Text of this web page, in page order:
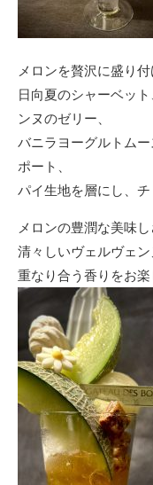
メロンを贅沢に盛り付
日向夏のシャーベッ
ンヌのゼリー、
バニラヨーグルトム
ポート、
パイ生地を層にし、チ
メロンの豊潤な美味
清々しいヴェルヴェン
重なり合う香りをお